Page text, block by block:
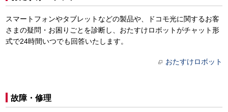
スマートフォンやタブレットなどの製品や、ドコモ光に関するお客
さまの疑問・お困りごとを診断し、おたすけロボットがチャット形
式で24時間いつでも回答いたします。
おたすけロボット
故障・修理